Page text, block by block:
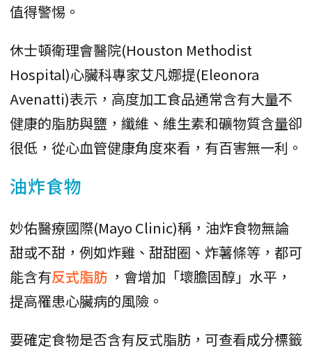
值得警惕。
休士頓衛理會醫院(Houston Methodist
Hospital)心臟科專家艾凡娜提(Eleonora
Avenatti)表示，高度加工食品通常含有大量不
健康的脂肪與鹽，纖維、維生素和礦物質含量卻
很低，從心血管健康角度來看，有百害無一利。
油炸食物
妙佑醫療國際(Mayo Clinic)稱，油炸食物無論
甜或不甜，例如炸雞、甜甜圈、炸薯條等，都可
能含有反式脂肪 ，會增加「壞膽固醇」水平，
提高罹患心臟病的風險。
要確定食物是否含有反式脂肪，可查看成分標籤